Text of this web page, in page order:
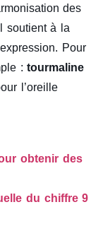
des
soutient à la
Pour
:tourmaline
l’oreille
obtenir des
du chiffre 9